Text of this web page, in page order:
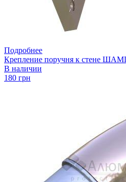
Подробнее
Крепление поручня к стене
В наличии
180 грн